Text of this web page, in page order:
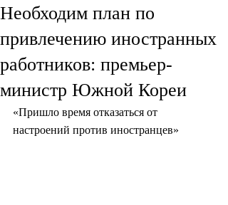
Необходим план по
привлечению иностранных
работников: премьер-
министр Южной Кореи
«Пришло время отказаться от
настроений против иностранцев»